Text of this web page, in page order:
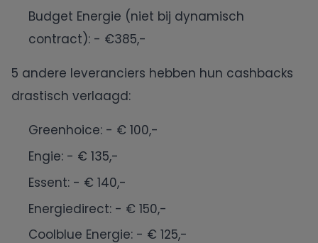
Budget Energie (niet bij dynamisch
contract): - €385,-
5 andere leveranciers hebben hun cashbacks
drastisch verlaagd:
Greenhoice: - € 100,-
Engie: - € 135,-
Essent: - € 140,-
Energiedirect: - € 150,-
Coolblue Energie: - € 125,-